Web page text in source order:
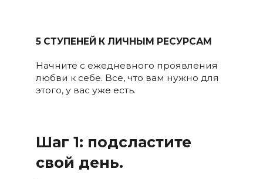
5 СТУПЕНЕЙ К ЛИЧНЫМ РЕСУРСАМ
Начните с ежедневного проявления
любви к себе. Все, что вам нужно для
этого, у вас уже есть.
Шаг 1: подсластите
свой день.